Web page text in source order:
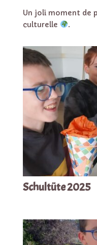
Un joli moment de
culturelle
.
Schultüte 2025